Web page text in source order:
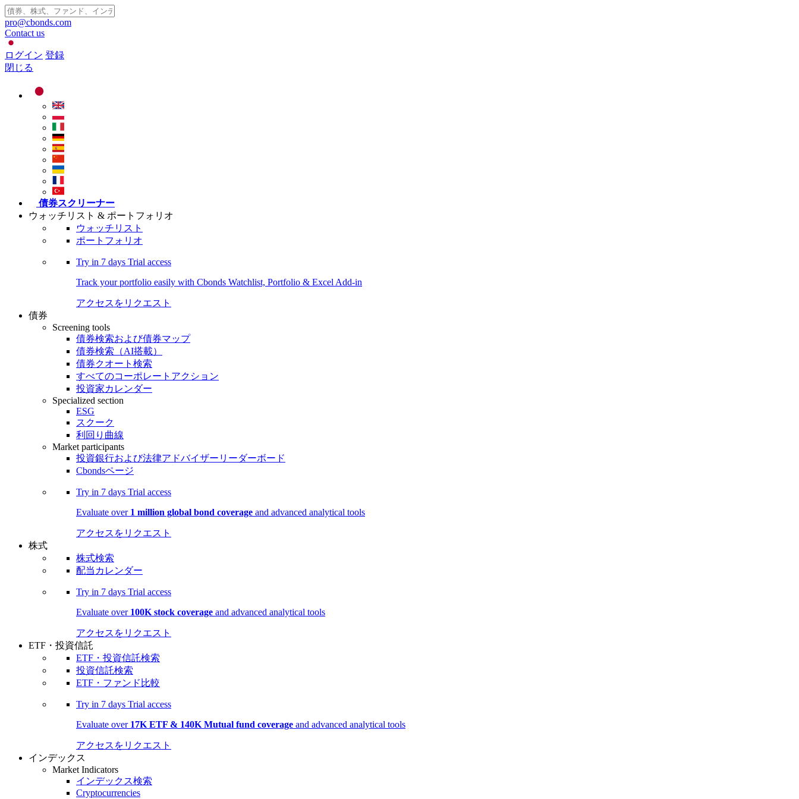
pro@cbonds.com
Contact us
ログイン 登録
閉じる
債券スクリーナー
ウォッチリスト & ポートフォリオ
ウォッチリスト
ポートフォリオ
Try in 7 days Trial access
Track your portfolio easily with Cbonds Watchlist, Portfolio & Excel Add-in
アクセスをリクエスト
債券
Screening tools
債券検索および債券マップ
債券検索（AI搭載）
債券クオート検索
すべてのコーポレートアクション
投資家カレンダー
Specialized section
ESG
スクーク
利回り曲線
Market participants
投資銀行および法律アドバイザーリーダーボード
Cbondsページ
Try in 7 days Trial access
Evaluate over 1 million global bond coverage and advanced analytical tools
アクセスをリクエスト
株式
株式検索
配当カレンダー
Try in 7 days Trial access
Evaluate over 100K stock coverage and advanced analytical tools
アクセスをリクエスト
ETF・投資信託
ETF・投資信託検索
投資信託検索
ETF・ファンド比較
Try in 7 days Trial access
Evaluate over 17K ETF & 140K Mutual fund coverage and advanced analytical tools
アクセスをリクエスト
インデックス
Market Indicators
インデックス検索
Cryptocurrencies